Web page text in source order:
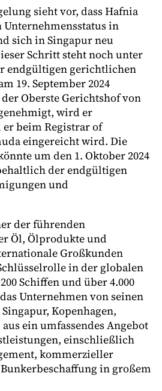
sieht vor, dass Hafnia
Unternehmensstatus in
sich in Singapur neu
Schritt steht noch unter
endgültigen gerichtlichen
19. September 2024
Oberste Gerichtshof von
wird er
beim Registrar of
eingereicht wird. Die
um den 1. Oktober 2024
der endgültigen
und
der führenden
Öl, Ölprodukte und
Großkunden
in der globalen
Schiffen und über 4.000
Unternehmen von seinen
Kopenhagen,
ein umfassendes Angebot
einschließlich
kommerzieller
in großem